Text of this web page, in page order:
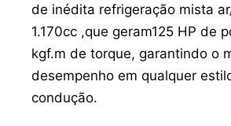
de inédita refrigeração mista
1.170cc ,que geram125 HP de
kgf.m de torque, garantindo o
desempenho em qualquer
condução.